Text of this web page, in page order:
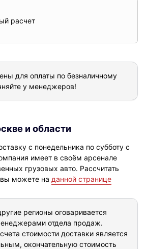
расчет
для оплаты по безналичному
у менеджеров!
и области
с понедельника по субботу с
имеет в своём арсенале
грузовых авто. Рассчитать
можете на данной странице
регионы оговаривается
отдела продаж.
стоимости доставки является
окончательную стоимость